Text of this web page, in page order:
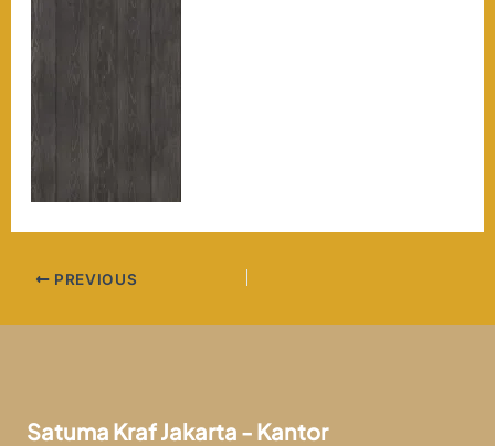
PREVIOUS
Satuma Kraf Jakarta - Kantor